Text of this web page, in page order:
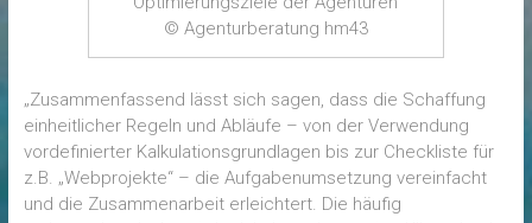
© Agenturberatung hm43
„Zusammenfassend lässt sich sagen, dass die Schaffung
einheitlicher Regeln und Abläufe – von der Verwendung
vordefinierter Kalkulationsgrundlagen bis zur Checkliste für
z.B. „Webprojekte“ – die Aufgabenumsetzung vereinfacht
und die Zusammenarbeit erleichtert. Die häufig